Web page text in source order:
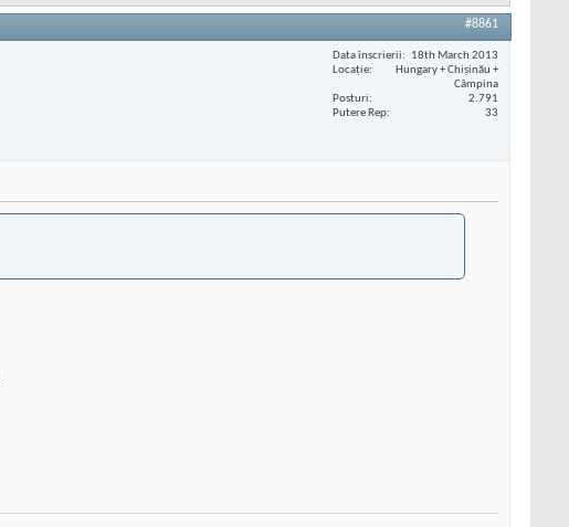
#8861
Data înscrierii
18th March 2013
Locaţie
Hungary + Chișinău +
Câmpina
Posturi
2.791
Putere Rep
33